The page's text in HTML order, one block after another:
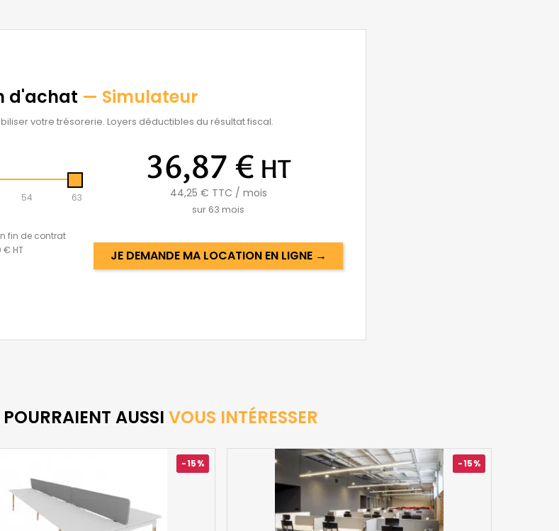
d'achat — Simulateur
votre trésorerie. Loyers déductibles du résultat fiscal.
54
63
fin de contrat
€ HT
36,87 € HT
44,25 € TTC / mois
sur 63 mois
JE DEMANDE MA LOCATION EN LIGNE →
AUSSI VOUS INTÉRESSER
-15% -15%